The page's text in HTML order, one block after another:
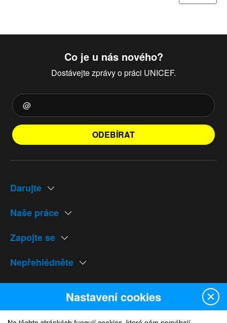
Co je u nás nového?
Dostávejte zprávy o práci UNICEF.
ODEBÍRAT
Darujte
Naše práce
Zapojte se
Nepřehlédněte
Naše weby
Nastavení cookies